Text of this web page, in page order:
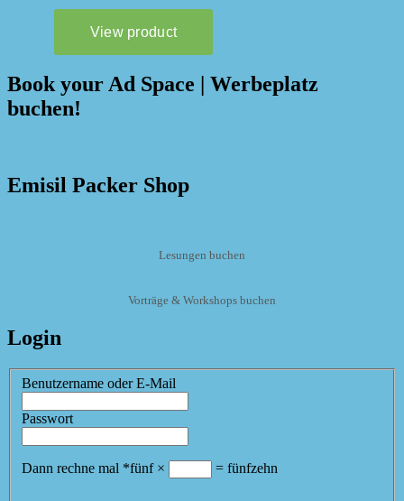
Book your Ad Space | Werbeplatz
buchen!
Emisil Packer Shop
Lesungen buchen
Vorträge & Workshops buchen
Login
Benutzername oder E-Mail
Passwort
Dann rechne mal *fünf× = fünfzehn